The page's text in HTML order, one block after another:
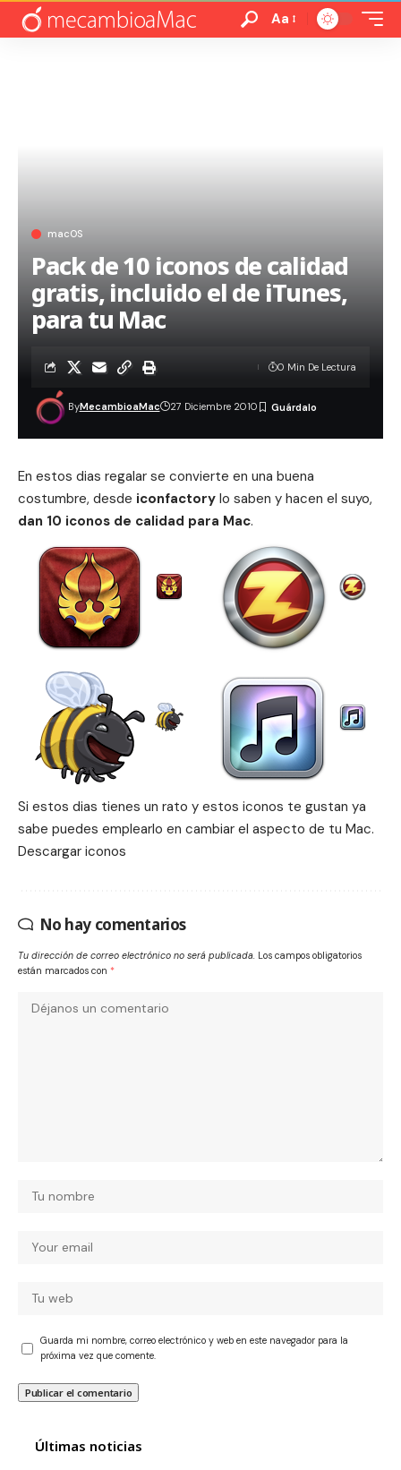
Aa
macOS
Pack de 10 iconos de calidad
gratis, incluido el de iTunes,
para tu Mac
ByMecambioaMac 27 Diciembre 2010
0 Min De Lectura
En estos dias regalar se convierte en una buena
costumbre, desde iconfactory lo saben y hacen el suyo,
dan 10 iconos de calidad para Mac.
Si estos dias tienes un rato y estos iconos te gustan ya
sabe puedes emplearlo en cambiar el aspecto de tu Mac.
Descargar iconos
No hay comentarios
Tu dirección de correo electrónico no será publicada. Los campos obligatorios
están marcados con *
Guarda mi nombre, correo electrónico y web en este navegador para la
próxima vez que comente.
Últimas noticias